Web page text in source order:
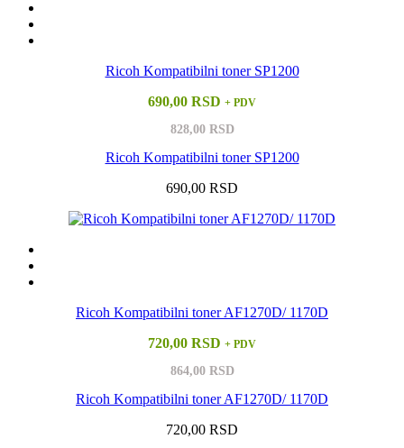
Ricoh Kompatibilni toner SP1200
690,00 RSD + PDV
828,00 RSD
Ricoh Kompatibilni toner SP1200
690,00 RSD
Ricoh Kompatibilni toner AF1270D/ 1170D
720,00 RSD + PDV
864,00 RSD
Ricoh Kompatibilni toner AF1270D/ 1170D
720,00 RSD